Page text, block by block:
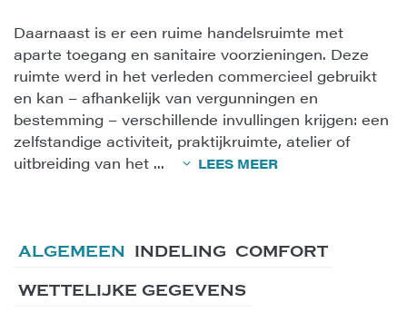
Daarnaast is er een ruime handelsruimte met
aparte toegang en sanitaire voorzieningen. Deze
ruimte werd in het verleden commercieel gebruikt
en kan – afhankelijk van vergunningen en
bestemming – verschillende invullingen krijgen: een
zelfstandige activiteit, praktijkruimte, atelier of
uitbreiding van het ... LEES MEER
ALGEMEEN INDELING COMFORT
WETTELIJKE GEGEVENS